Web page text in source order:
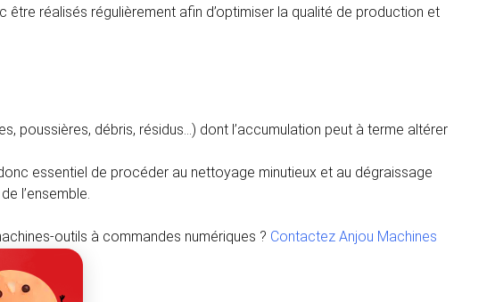
réalisés régulièrement afin d’optimiser la qualité de production et
poussières, débris, résidus…) dont l’accumulation peut à terme altérer
essentiel de procéder au nettoyage minutieux et au dégraissage
l’ensemble.
outils à commandes numériques ? Contactez Anjou Machines